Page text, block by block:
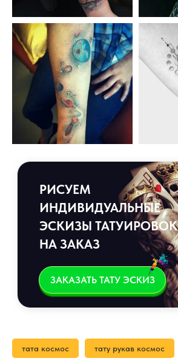
РИСУЕМ
ИНДИВИДУАЛЬНЫЕ
ЭСКИЗЫ ТАТУИРОВОК
НА ЗАКАЗ
ЗАКАЗАТЬ ТАТУ ЭСКИЗ
тата космос тату рукав космос